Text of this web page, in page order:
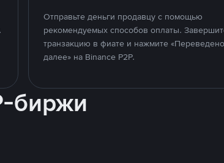
Отправьте деньги продавцу с помощью
рекомендуемых способов оплаты.
транзакцию в фиате и нажмите
далее» на Binance P2P.
биржи